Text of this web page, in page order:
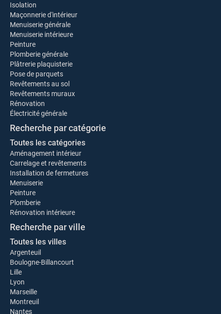
Isolation
Maçonnerie d'intérieur
Menuiserie générale
Menuiserie intérieure
Peinture
Plomberie générale
Plâtrerie plaquisterie
Pose de parquets
Revêtements au sol
Revêtements muraux
Rénovation
Électricité générale
Recherche par catégorie
Toutes les catégories
Aménagement intérieur
Carrelage et revêtements
Installation de fermetures
Menuiserie
Peinture
Plomberie
Rénovation intérieure
Recherche par ville
Toutes les villes
Argenteuil
Boulogne-Billancourt
Lille
Lyon
Marseille
Montreuil
Nantes